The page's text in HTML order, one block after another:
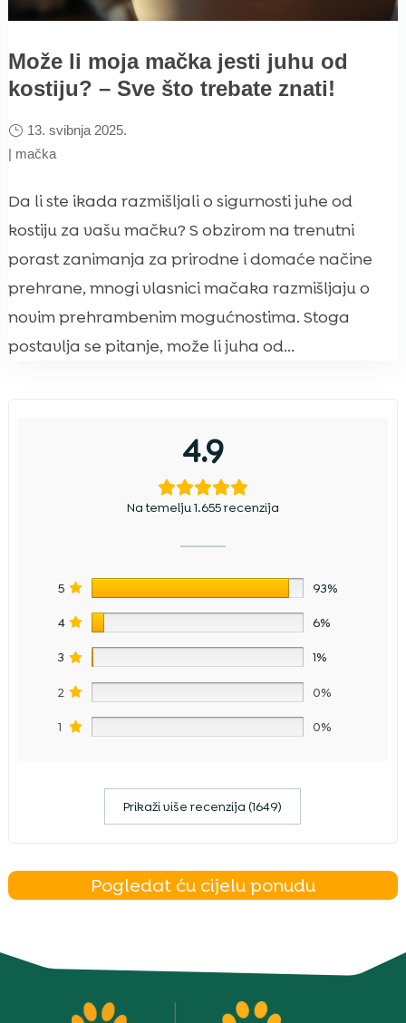
Može li moja mačka jesti juhu od
kostiju? – Sve što trebate znati!
13. svibnja 2025.
| mačka
Da li ste ikada razmišljali o sigurnosti juhe od
kostiju za vašu mačku? S obzirom na trenutni
porast zanimanja za prirodne i domaće načine
prehrane, mnogi vlasnici mačaka razmišljaju o
novim prehrambenim mogućnostima. Stoga
postavlja se pitanje, može li juha od...
4.9
Na temelju 1.655 recenzija
5 93%
4 6%
3 1%
2 0%
1 0%
Prikaži više recenzija (1649)
Pogledat ću cijelu ponudu